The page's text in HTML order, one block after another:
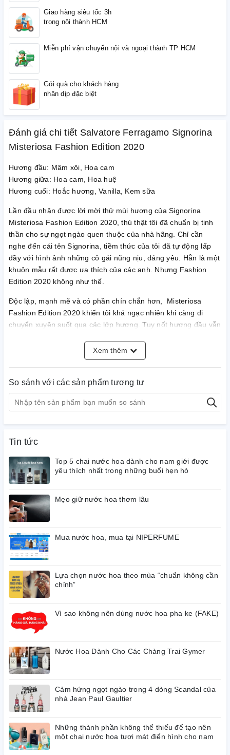
Giao hàng siêu tốc 3h
trong nội thành HCM
Miễn phí vận chuyển nội và ngoại thành TP HCM
Gói quà cho khách hàng
nhân dịp đặc biệt
Đánh giá chi tiết Salvatore Ferragamo Signorina
Misteriosa Fashion Edition 2020
Hương đầu: Mâm xôi, Hoa cam
Hương giữa: Hoa cam, Hoa huệ
Hương cuối: Hoắc hương, Vanilla, Kem sữa
Lần đầu nhận được lời mời thử mùi hương của Signorina
Misteriosa Fashion Edition 2020, thú thật tôi đã chuẩn bị tinh
thần cho sự ngọt ngào quen thuộc của nhà hãng. Chỉ cần
nghe đến cái tên Signorina, tiềm thức của tôi đã tự động lấp
đầy với hình ảnh những cô gái nũng nịu, đáng yêu. Hẳn là một
khuôn mẫu rất được ưa thích của các anh. Nhưng Fashion
Edition 2020 không như thế.
Độc lập, mạnh mẽ và có phần chín chắn hơn, Misteriosa
Fashion Edition 2020 khiến tôi khá ngạc nhiên khi càng di
chuyển xuyên suốt qua các lớp hương. Tuy nốt hương đầu vẫn
xoèn xoẹt thay đổi tính cách của cả line được. Nhưng đừng vội
bĩu môi khi bạn chưa thấy sự xuất hiện của Hoa cam cùng Hoa
‘khó xơi' hơn nhiều.
Chút miên man quyện cùng sự nghiêm túc đã khiến Misteriosa
đang lột xác để thành đàn bà. Rũ bỏ nét đáng yêu và thay vào
đấy là phong thái đĩnh đạc, tự chủ hơn cả. Có vẻ như thương
‘con chiên ngoan đạo' như tôi hài lòng.
Xem thêm
So sánh với các sản phẩm tương tự
Tin tức
Top 5 chai nước hoa dành cho nam giới được
yêu thích nhất trong những buổi hẹn hò
Mẹo giữ nước hoa thơm lâu
Mua nước hoa, mua tại NIPERFUME
Lựa chọn nước hoa theo mùa “chuẩn không cần
chỉnh”
Vì sao không nên dùng nước hoa pha ke (FAKE)
Nước Hoa Dành Cho Các Chàng Trai Gymer
Cảm hứng ngọt ngào trong 4 dòng Scandal của
nhà Jean Paul Gaultier
Những thành phần không thể thiếu để tạo nên
một chai nước hoa tươi mát điển hình cho nam